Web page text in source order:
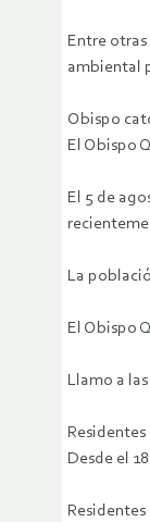
Entre
ambiental
Obispo
El Obispo
El 5 de
La
El Obispo
Llamo a
Desde el